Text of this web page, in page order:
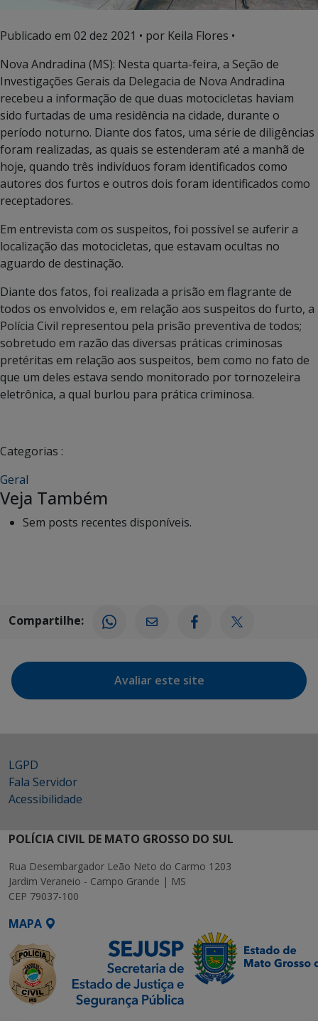
Publicado em 02 dez 2021 • por Keila Flores •
Nova Andradina (MS): Nesta quarta-feira, a Seção de
Investigações Gerais da Delegacia de Nova Andradina
recebeu a informação de que duas motocicletas haviam
sido furtadas de uma residência na cidade, durante o
período noturno. Diante dos fatos, uma série de diligências
foram realizadas, as quais se estenderam até a manhã de
hoje, quando três indivíduos foram identificados como
autores dos furtos e outros dois foram identificados como
receptadores.
Em entrevista com os suspeitos, foi possível se auferir a
localização das motocicletas, que estavam ocultas no
aguardo de destinação.
Diante dos fatos, foi realizada a prisão em flagrante de
todos os envolvidos e, em relação aos suspeitos do furto, a
Polícia Civil representou pela prisão preventiva de todos;
sobretudo em razão das diversas práticas criminosas
pretéritas em relação aos suspeitos, bem como no fato de
que um deles estava sendo monitorado por tornozeleira
eletrônica, a qual burlou para prática criminosa.
Categorias :
Geral
Veja Também
Sem posts recentes disponíveis.
Compartilhe:
Avaliar este site
LGPD
Fala Servidor
Acessibilidade
POLÍCIA CIVIL DE MATO GROSSO DO SUL
Rua Desembargador Leão Neto do Carmo 1203
Jardim Veraneio - Campo Grande | MS
CEP 79037-100
MAPA